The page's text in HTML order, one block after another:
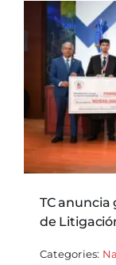
TC anuncia
de
Categories: